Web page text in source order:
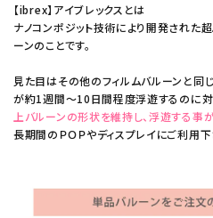
【ibrex】アイブレックスとは
ナノコンポジット技術により開発された
ーンのことです。
見た目はその他のフィルムバルーンと同
が約1週間～10日間程度浮遊するのに対
上バルーンの形状を維持し、浮遊する事
長期間のＰＯＰやディスプレイにご利用下